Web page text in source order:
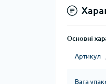
Основні
Артикул
Вага